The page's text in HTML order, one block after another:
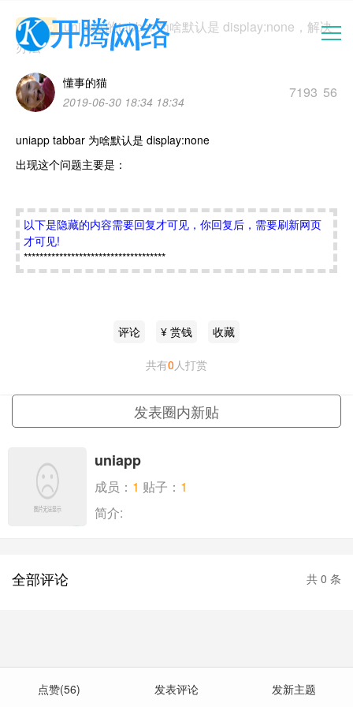
首页
新闻中心
医疗影像
服务中心
uniapp
uniapp 的tabbar 为啥默认是 display:none，解决
办法
懂事的猫
2019-06-30 18:34 18:34
7193 56
uniapp tabbar 为啥默认是 display:none
出现这个问题主要是：
以下是隐藏的内容需要回复才可见，你回复后，需要刷新网页
才可见!
************************************
评论 ¥ 赏钱 收藏
共有0人打赏
发表圈内新贴
uniapp
成员： 1 贴子： 1
简介:
全部评论 共 0 条
点赞(56) 发表评论 发新主题